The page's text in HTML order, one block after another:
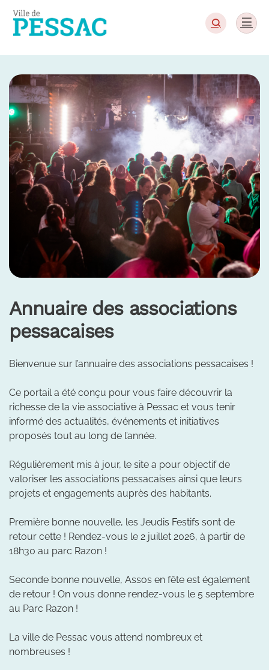
Annuaire des associations
pessacaises
Bienvenue sur l’annuaire des associations pessacaises !
Ce portail a été conçu pour vous faire découvrir la
richesse de la vie associative à Pessac et vous tenir
informé des actualités, événements et initiatives
proposés tout au long de l’année.
Régulièrement mis à jour, le site a pour objectif de
valoriser les associations pessacaises ainsi que leurs
projets et engagements auprès des habitants.
Première bonne nouvelle, les Jeudis Festifs sont de
retour cette ! Rendez-vous le 2 juillet 2026, à partir de
18h30 au parc Razon !
Seconde bonne nouvelle, Assos en fête est également
de retour ! On vous donne rendez-vous le 5 septembre
au Parc Razon !
La ville de Pessac vous attend nombreux et
nombreuses !
Panneau de gestion des cookies